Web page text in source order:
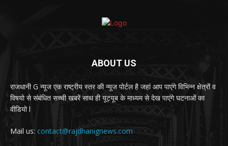
ABOUT US
राजधानी G न्यूज एक राष्ट्रीय स्तर की न्यूज पोर्टल है जहां आप पाएंगे विभिन्न क्षेत्रों व
विषयो से संबंधित सच्ची खबरें साथ ही यूट्यूब के माध्यम से देख पाएंगे घटनाओं का
वीडियो l
Mail us: contact@rajdhanignews.com